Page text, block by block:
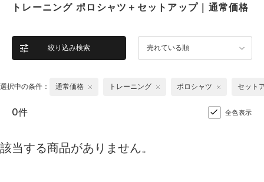
トレーニング ポロシャツ＋セットアップ｜通常価格
絞り込み検索 売れている順
選択中の条件： 通常価格 トレーニング ポロシャツ セット
0件 全色表示
該当する商品がありません。